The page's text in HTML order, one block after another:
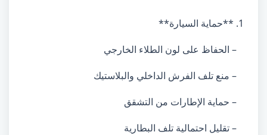
1. **حماية السيارة**
– الحفاظ على لون الطلاء الخارجي
– منع تلف الفرش الداخلي والبلاستيك
– حماية الإطارات من التشقق
– تقليل احتمالية تلف البطارية